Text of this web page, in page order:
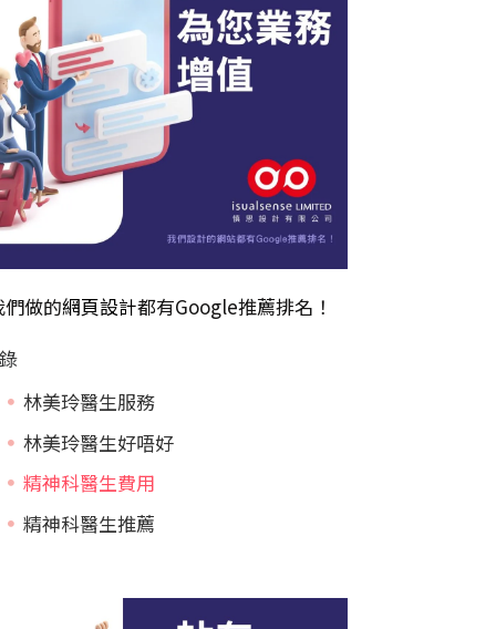
們做的網頁設計都有Google推薦排名！
林美玲醫生服務
林美玲醫生好唔好
精神科醫生費用
精神科醫生推薦